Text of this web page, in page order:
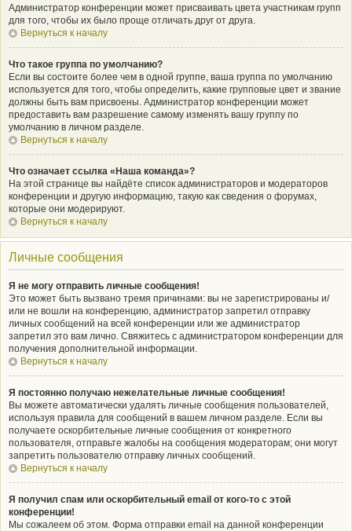
Администратор конференции может присваивать цвета участникам групп
для того, чтобы их было проще отличать друг от друга.
Вернуться к началу
Что такое группа по умолчанию?
Если вы состоите более чем в одной группе, ваша группа по умолчанию
используется для того, чтобы определить, какие групповые цвет и звание
должны быть вам присвоены. Администратор конференции может
предоставить вам разрешение самому изменять вашу группу по
умолчанию в личном разделе.
Вернуться к началу
Что означает ссылка «Наша команда»?
На этой странице вы найдёте список администраторов и модераторов
конференции и другую информацию, такую как сведения о форумах,
которые они модерируют.
Вернуться к началу
Личные сообщения
Я не могу отправить личные сообщения!
Это может быть вызвано тремя причинами: вы не зарегистрированы и/
или не вошли на конференцию, администратор запретил отправку
личных сообщений на всей конференции или же администратор
запретил это вам лично. Свяжитесь с администратором конференции для
получения дополнительной информации.
Вернуться к началу
Я постоянно получаю нежелательные личные сообщения!
Вы можете автоматически удалять личные сообщения пользователей,
используя правила для сообщений в вашем личном разделе. Если вы
получаете оскорбительные личные сообщения от конкретного
пользователя, отправьте жалобы на сообщения модераторам; они могут
запретить пользователю отправку личных сообщений.
Вернуться к началу
Я получил спам или оскорбительный email от кого-то с этой
конференции!
Мы сожалеем об этом. Форма отправки email на данной конференции